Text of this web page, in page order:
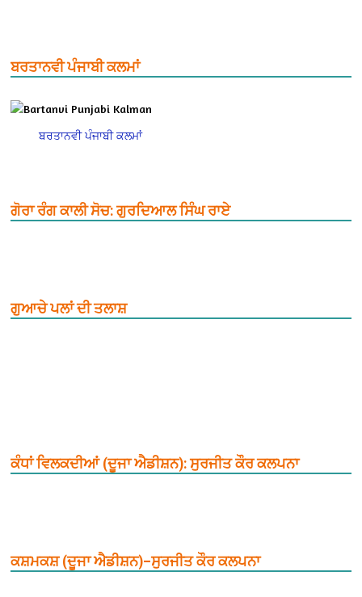
ਬਰਤਾਨਵੀ ਪੰਜਾਬੀ ਕਲਮਾਂ
ਬਰਤਾਨਵੀ ਪੰਜਾਬੀ ਕਲਮਾਂ
ਗੋਰਾ ਰੰਗ ਕਾਲੀ ਸੋਚ: ਗੁਰਦਿਆਲ ਸਿੰਘ ਰਾਏ
ਗੁਆਚੇ ਪਲਾਂ ਦੀ ਤਲਾਸ਼
ਕੰਧਾਂ ਵਿਲਕਦੀਆਂ (ਦੂਜਾ ਐਡੀਸ਼ਨ): ਸੁਰਜੀਤ ਕੌਰ ਕਲਪਨਾ
ਕਸ਼ਮਕਸ਼ (ਦੂਜਾ ਐਡੀਸ਼ਨ)–ਸੁਰਜੀਤ ਕੌਰ ਕਲਪਨਾ